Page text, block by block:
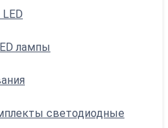
лампы
светодиодные